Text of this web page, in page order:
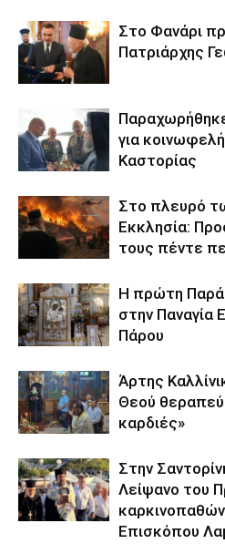
Στο Φανάρι
Πατριάρχης
για
Καστορίας
Στο πλευρό
Εκκλησία:
τους πέντε
Η πρώτη
στην Παναγία
Πάρου
Άρτης
Θεού
καρδιές»
Στην
Λείψανο του
Επισκόπου